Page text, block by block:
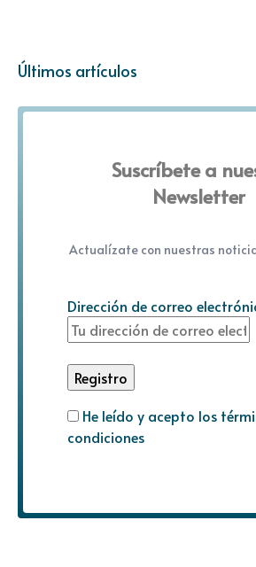
Últimos artículos
Suscríbete a
Newsletter
Actualízate con nuestras
Dirección de correo
He leído y acepto los
condiciones